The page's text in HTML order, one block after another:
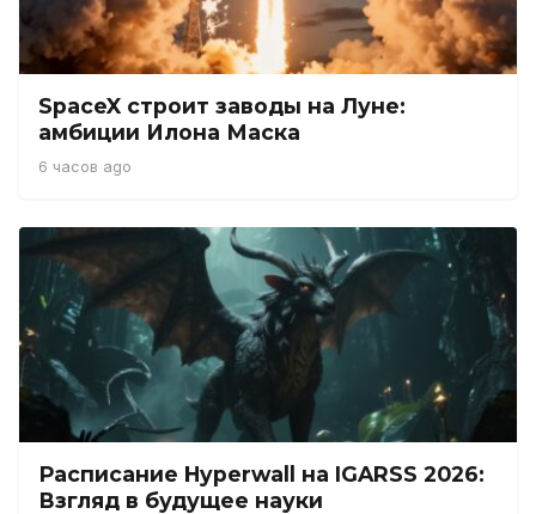
SpaceX строит заводы на Луне:
амбиции Илона Маска
6 часов ago
Расписание Hyperwall на IGARSS 2026:
Взгляд в будущее науки